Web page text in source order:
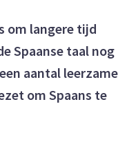
om langere tijd
Spaanse taal nog
aantal leerzame
om Spaans te